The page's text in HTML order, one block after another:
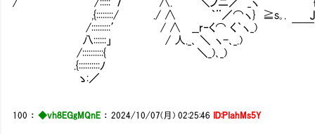
,{::::::::/ ./ ∧ ｀¨／⌒ヽ} ≧s｡.
/:::::::::′ / ∧ __r‐く⌒ く｀ヽ
八::::::」 / 人._､ ＼ ヽ-､
/::::::::::{ ＼_)､_)
.{::::::::::ﾉ ╋┛ ・
ゝ:／
100 ：◆vh8EGgMQnE ：2024/10/07(月) 02:25:46 ID:PIahMs5Y